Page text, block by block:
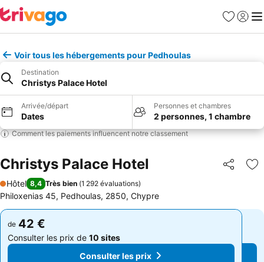
Favoris
Se
Voir tous les hébergements pour Pedhoulas
Destination
Christys Palace Hotel
Arrivée/départ
Dates
Personnes et chambres
2 personnes, 1 chambre
Comment les paiements influencent notre classement
Christys Palace Hotel Partager
1 Étoiles
Hôtel 8,4 Très bien (1 292 évaluations)
Philoxenias 45, Pedhoulas, 2850, Chypre
de 42 €
Consulter les prix de 10 sites
Consulter les prix
de 42 €
Consulter les prix de 10 sites
Consulter les prix